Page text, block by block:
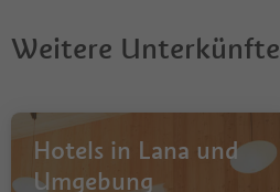
Weitere Unterkünfte
Hotels in Lana und
Umgebung